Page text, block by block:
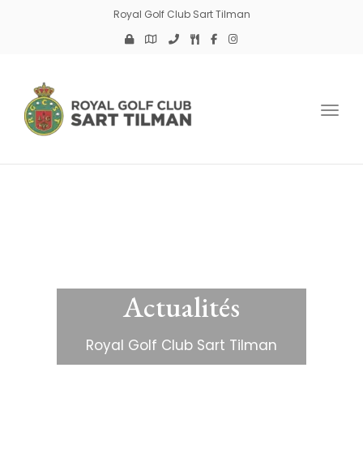
Royal Golf Club Sart Tilman
Actualités
Royal Golf Club Sart Tilman